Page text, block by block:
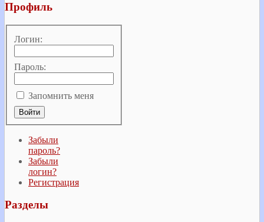
Профиль
Логин:
Пароль:
Запомнить меня
Забыли
пароль?
Забыли
логин?
Регистрация
Разделы